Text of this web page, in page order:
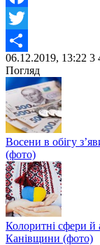
Facebook
Twitter
Share
06.12.2019, 13:22 3
Погляд
Восени в обігу
(фото)
Колоритні сфери й
Канівщини (фото)